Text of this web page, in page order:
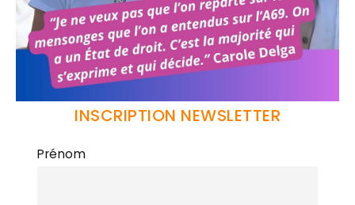
INSCRIPTION NEWSLETTER
Prénom